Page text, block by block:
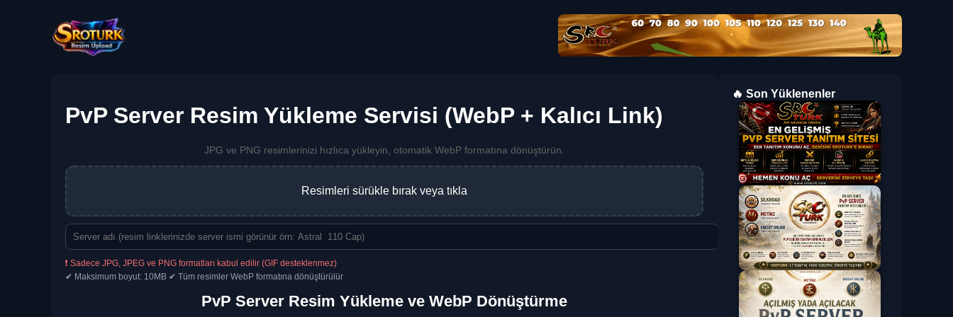
PvP Server Resim Yükleme Servisi (WebP + Kalıcı Link)
JPG ve PNG resimlerinizi hızlıca yükleyin, otomatik WebP formatına dönüştürün.
Resimleri sürükle bırak veya tıkla
❗ Sadece JPG, JPEG ve PNG formatları kabul edilir (GIF desteklenmez)
✔ Maksimum boyut: 10MB ✔ Tüm resimler WebP formatına dönüştürülür
PvP Server Resim Yükleme ve WebP Dönüştürme
🔥 Son Yüklenenler